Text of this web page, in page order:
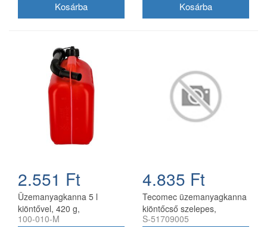
2.551 Ft
Üzemanyagkanna 5 l
kiöntővel, 420 g,
utángyártott
100-010-M
4.835 Ft
Tecomec üzemanyagkanna
kiöntőcső szelepes,
utángyártott
S-51709005